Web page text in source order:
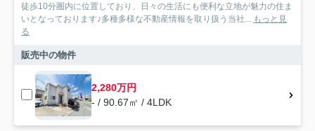
徒歩10分圏内に位置しており、日々の生活にも便利な立地が魅力の住ま
いとなっております♪多種多様な不動産情報を取り扱う当社... もっと見
る
販売中の物件
2,280万円
- / 90.67㎡ / 4LDK